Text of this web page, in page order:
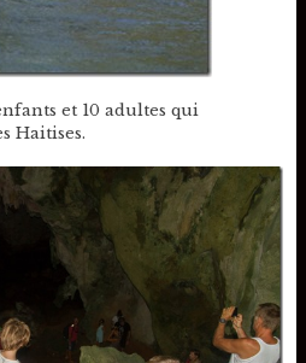
et 10 adultes qui
Haitises.